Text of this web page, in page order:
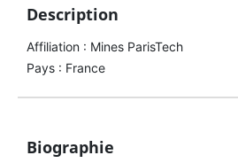
Description
Affiliation : Mines ParisTech
Pays : France
Biographie